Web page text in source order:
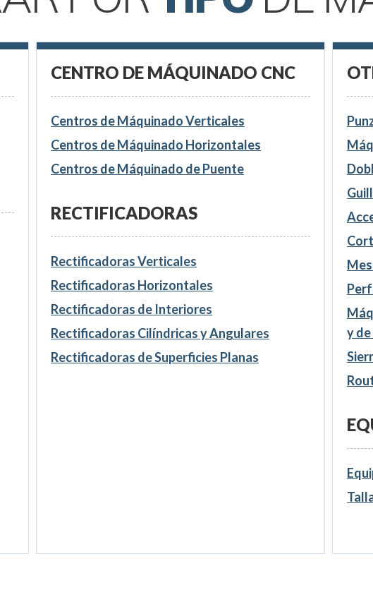
CENTRO DE MÁQUINADO CNC
Centros de Máquinado Verticales
Centros de Máquinado Horizontales
Centros de Máquinado de Puente
RECTIFICADORAS
Rectificadoras Verticales
Rectificadoras Horizontales
Rectificadoras de Interiores
Rectificadoras Cilíndricas y Angulares
Rectificadoras de Superficies Planas
y